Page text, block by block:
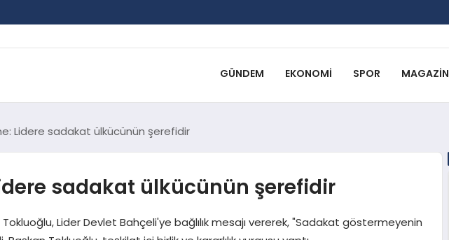
GÜNDEM EKONOMI SPOR MAGAZIN
Lidere sadakat ülkücünün şerefidir
sadakat ülkücünün şerefidir
Tokluoğlu, Lider Devlet Bahçeli'ye bağlılık mesajı vererek, "Sadakat göstermeyenin